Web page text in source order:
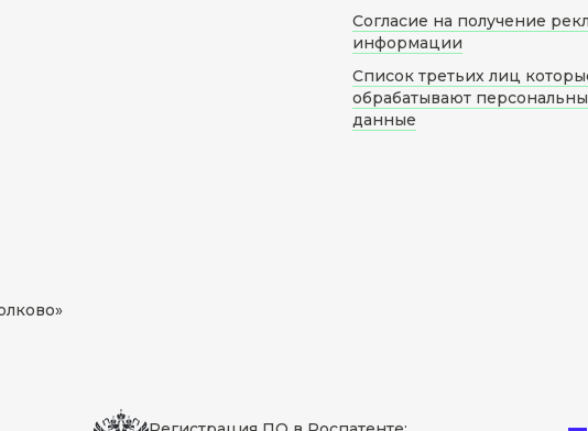
Согласие на получение
информации
Список третьих лиц
обрабатывают
данные